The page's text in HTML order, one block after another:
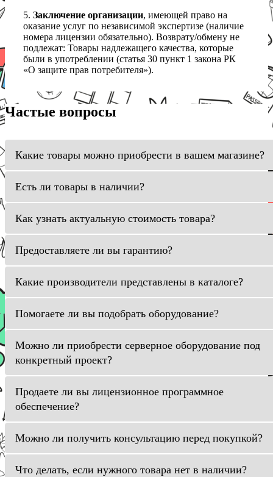
5. Заключение организации, имеющей право на
оказание услуг по независимой экспертизе (наличие
номера лицензии обязательно). Возврату/обмену не
подлежат: Товары надлежащего качества, которые
были в употреблении (статья 30 пункт 1 закона РК
«О защите прав потребителя»).
Частые вопросы
Какие товары можно приобрести в вашем магазине?
Есть ли товары в наличии?
Как узнать актуальную стоимость товара?
Предоставляете ли вы гарантию?
Какие производители представлены в каталоге?
Помогаете ли вы подобрать оборудование?
Можно ли приобрести серверное оборудование под
конкретный проект?
Продаете ли вы лицензионное программное
обеспечение?
Можно ли получить консультацию перед покупкой?
Что делать, если нужного товара нет в наличии?